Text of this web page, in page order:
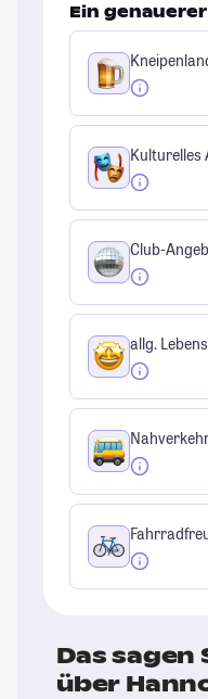
Ein
Kulturelles
Club-
allg.
Das
über